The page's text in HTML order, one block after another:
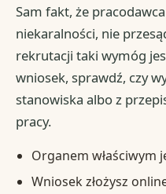
Sam fakt, że
niekaralności, nie
rekrutacji taki wymóg
wniosek, sprawdź, czy
stanowiska albo z
pracy.
Organem właściwym
Wniosek złożysz